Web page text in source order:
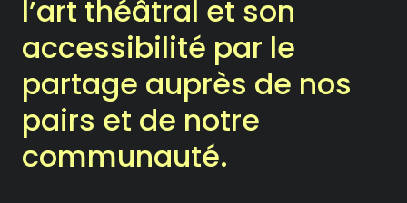
Les Chroniques
Les Ateliers
La compagnie
l’art théâtral et son
accessibilité par le
partage auprès de nos
pairs et de notre
communauté.